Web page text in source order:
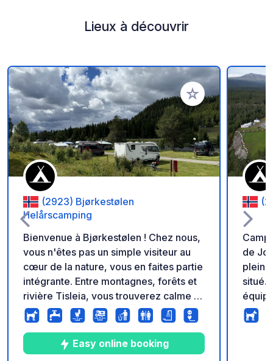
Lieux à découvrir
Ajouter à vos
(2923) Bjørkestølen
Helårscamping
Bienvenue à Bjørkestølen ! Chez nous,
vous n'êtes pas un simple visiteur au
cœur de la nature, vous en faites partie
intégrante. Entre montagnes, forêts et
rivière Tisleia, vous trouverez calme et
liberté. Ici, vous vous réveillez au chant
des oiseaux, au murmure de la rivière
et à l'air pur de la montagne. Ici, vous
vivez la nature dans toute sa splendeur
Easy online booking
de
situé.
avec